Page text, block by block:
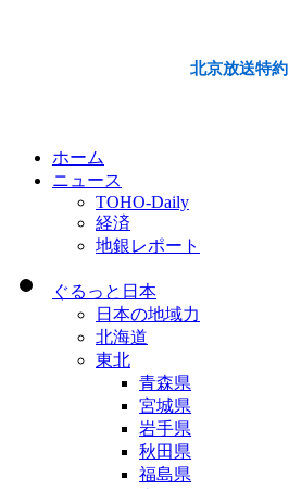
北京放送特約
ホーム
ニュース
TOHO-Daily
経済
地銀レポート
ぐるっと日本
日本の地域力
北海道
東北
青森県
宮城県
岩手県
秋田県
福島県